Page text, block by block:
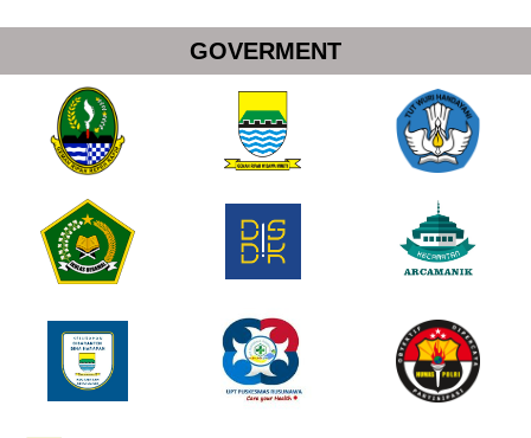
GOVERMENT